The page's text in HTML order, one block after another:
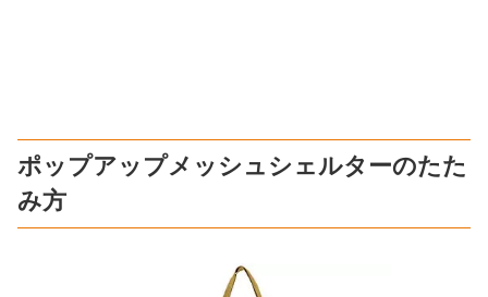
ポップアップメッシュシェルターのたた
み方